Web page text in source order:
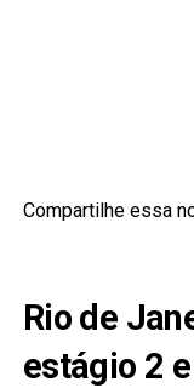
Compartilhe essa
Rio de
estágio 2